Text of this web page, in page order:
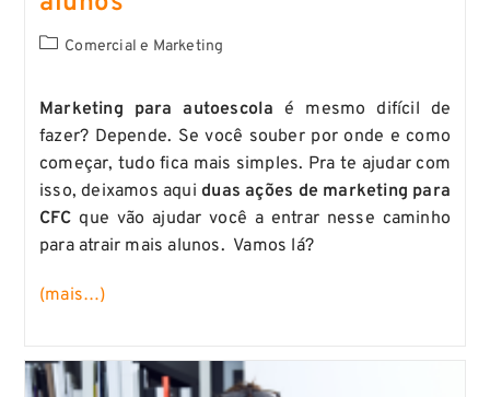
Comercial e Marketing
Marketing para autoescola é mesmo difícil de
fazer? Depende. Se você souber por onde e como
começar, tudo fica mais simples. Pra te ajudar com
isso, deixamos aquiduas ações de marketing para
CFC que vão ajudar você a entrar nesse caminho
para atrair mais alunos. Vamos lá?
(mais…)